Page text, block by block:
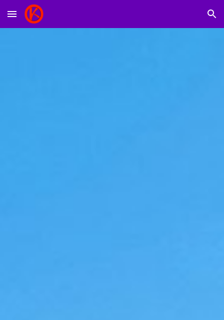
Skip to main content Skip to navigation